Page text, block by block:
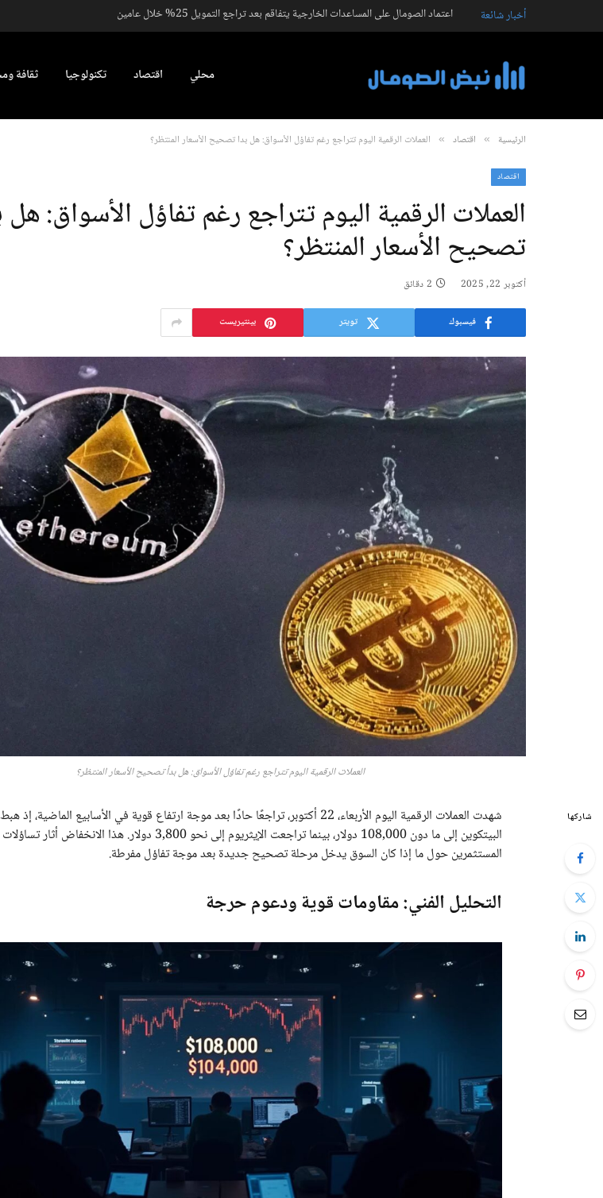
أخبار شائعة اعتماد الصومال على المساعدات الخارجية يتفاقم بعد تراجع التمويل 25% خلال عامين
محلي اقتصاد تكنولوجيا ثقافة
الرئيسية » اقتصاد » العملات الرقمية اليوم تتراجع رغم تفاؤل الأسواق: هل بدأ تصحيح الأسعار المنتظر؟
اقتصاد
العملات الرقمية اليوم تتراجع رغم تفاؤل الأسواق: هل
تصحيح الأسعار المنتظر؟
أكتوبر 22, 2025 2 دقائق
فيسبوك تويتر بينتيريست
العملات الرقمية اليوم تتراجع رغم تفاؤل الأسواق: هل بدأ تصحيح الأسعار المنتظر؟
شاركها
شهدت العملات الرقمية اليوم الأربعاء، 22 أكتوبر، تراجعًا حادًا بعد موجة ارتفاع قوية في الأسابيع الماضية،
البيتكوين إلى ما دون 108,000 دولار، بينما تراجعت الإيثريوم إلى نحو 3,800 دولار. هذا الانخفاض
المستثمرين حول ما إذا كان السوق يدخل مرحلة تصحيح جديدة بعد موجة تفاؤل مفرطة.
التحليل الفني: مقاومات قوية ودعوم حرجة